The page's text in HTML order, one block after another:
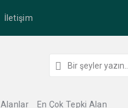
İletişim
Alanlar En Çok Tepki Alan